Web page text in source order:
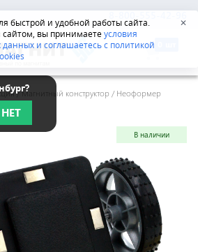
быстрой и удобной работы сайта.
сайтом, вы принимаетеусловия
и соглашаетесь с политикой
✕
8-800-555-42-96
НЕТ
/Магнитный конструктор /Неоформер
В наличии